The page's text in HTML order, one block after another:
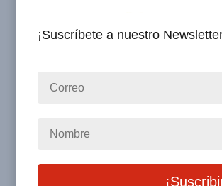
Hacia una Nueva Cultura Laboral en
¡Suscríbete a nuestro